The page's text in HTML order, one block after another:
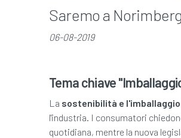
Saremo a
06-08-2019
Tema chiave
La sostenibilità e
l'industria. I consumatori
quotidiana, mentre la nuova